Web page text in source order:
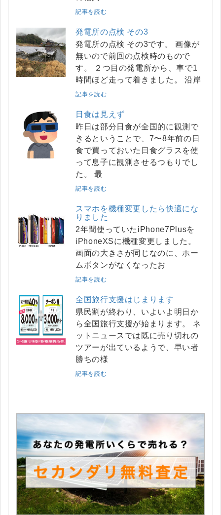
記事を読む
発電所の点検 その3
発電所の点検 その3です。 画像が
無いので前回の点検時のもので
す。 ２つ目の発電所から、車で1
時間ほど走って着きました。 沿岸
記事を読む
日食は見えず
昨日は部分日食が全国的に観測で
きるということで、7〜8年前の日
食で買っておいた日食グラスを使
って息子に観測させるつもりでし
た。 最
記事を読む
スマホを機種変更したら快適にな
りました
2年間使っていたiPhone7Plusを
iPhoneXSに機種変更しました。
画面の大きさが同じなのに、ホー
ムボタンがなくなったお
記事を読む
全国旅行支援はじまります
県民割が終わり、いよいよ明日か
ら全国旅行支援が始まります。 ネ
ットニュースでは既に売り切れの
ツアーが出ているようで、早い者
勝ちの様
記事を読む